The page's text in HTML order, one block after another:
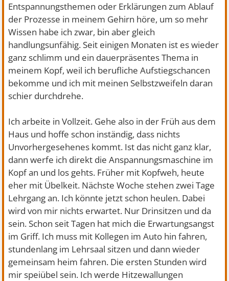
Entspannungsthemen oder Erklärungen zum Ablauf
der Prozesse in meinem Gehirn höre, um so mehr
Wissen habe ich zwar, bin aber gleich
handlungsunfähig. Seit einigen Monaten ist es wieder
ganz schlimm und ein dauerpräsentes Thema in
meinem Kopf, weil ich berufliche Aufstiegschancen
bekomme und ich mit meinen Selbstzweifeln daran
schier durchdrehe.
Ich arbeite in Vollzeit. Gehe also in der Früh aus dem
Haus und hoffe schon inständig, dass nichts
Unvorhergesehenes kommt. Ist das nicht ganz klar,
dann werfe ich direkt die Anspannungsmaschine im
Kopf an und los gehts. Früher mit Kopfweh, heute
eher mit Übelkeit. Nächste Woche stehen zwei Tage
Lehrgang an. Ich könnte jetzt schon heulen. Dabei
wird von mir nichts erwartet. Nur Drinsitzen und da
sein. Schon seit Tagen hat mich die Erwartungsangst
im Griff. Ich muss mit Kollegen im Auto hin fahren,
stundenlang im Lehrsaal sitzen und dann wieder
gemeinsam heim fahren. Die ersten Stunden wird
mir speiübel sein. Ich werde Hitzewallungen